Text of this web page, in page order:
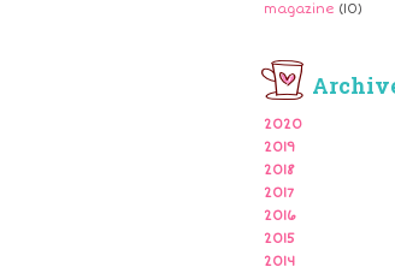
magazine (10)
2020
2019
2018
2017
2016
2015
2014